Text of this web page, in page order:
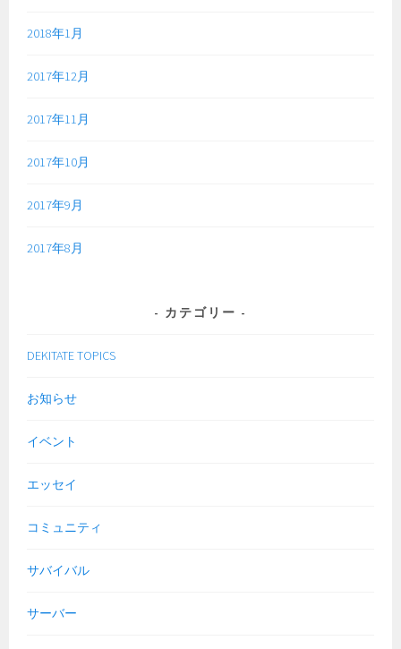
2018年1月
2017年12月
2017年11月
2017年10月
2017年9月
2017年8月
カテゴリー
DEKITATE TOPICS
お知らせ
イベント
エッセイ
コミュニティ
サバイバル
サーバー